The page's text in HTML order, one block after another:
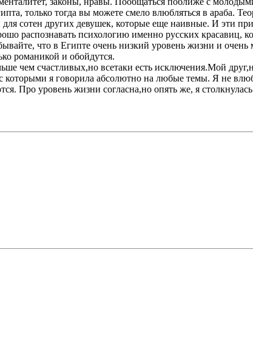
только тогда вы можете смело влюбляться в араба.
сотен других девушек, которые еще наивные. И эти
распознавать психологию именно русских красавиц,
что в Египте очень низкий уровень жизни и
романикой и обойдутся.
чем счастливых,но всетаки есть исключения.Мой
я говорила абсолютно на любые темы. Я не
Про уровень жизни согласна,но опять же, я